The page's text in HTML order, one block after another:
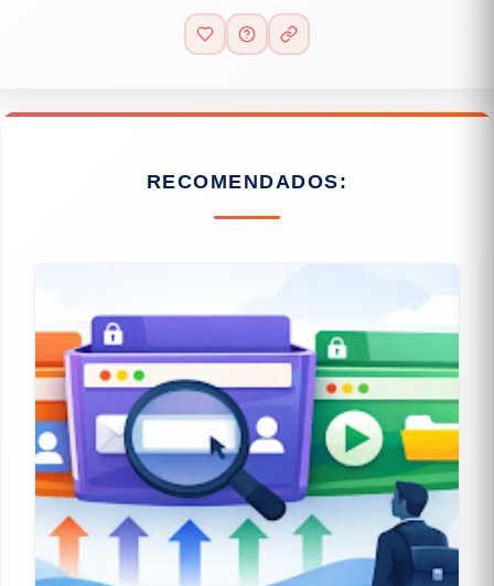
RECOMENDADOS: